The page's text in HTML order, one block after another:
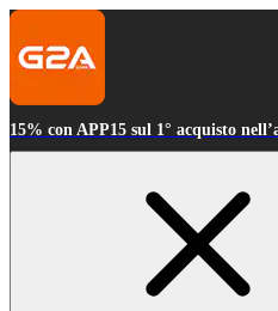
15% con APP15 sul 1° acquisto